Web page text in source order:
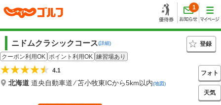
1
ニドムクラシックコース(詳細)
登録
クーポン利用OK ポイント利用OK 練習場あり
4.1
北海道 道央自動車道 ⁄ 苫小牧東ICから5km以内(地図)
フォト
天気